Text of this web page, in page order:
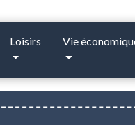
Loisirs Vie